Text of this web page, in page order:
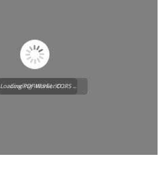
Loading WEBGL 3D ...
Loading PDF Worker CORS ...